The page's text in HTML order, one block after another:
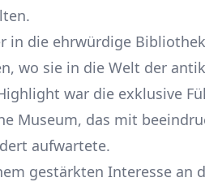
in die ehrwürdige
wo sie in die Welt der
war die exklusive
Museum, das mit
aufwartete.
gestärkten Interesse an